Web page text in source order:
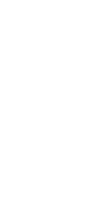
pour le moment.)